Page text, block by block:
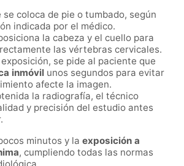
se coloca de pie o tumbado, según
indicada por el médico.
la cabeza y el cuello para
las vértebras cervicales.
se pide al paciente que
inmóvil unos segundos para evitar
afecte la imagen.
la radiografía, el técnico
y precisión del estudio antes
minutos y la exposición a
, cumpliendo todas las normas